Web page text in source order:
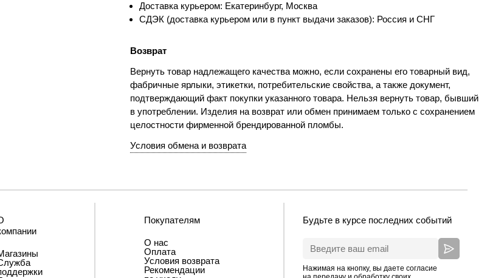
Доставка курьером: Екатеринбург, Москва
СДЭК (доставка курьером или в пункт выдачи заказов): Россия и СНГ
Возврат
Вернуть товар надлежащего качества можно, если сохранены его товарный вид,
фабричные ярлыки, этикетки, потребительские свойства, а также документ,
подтверждающий факт покупки указанного товара. Нельзя вернуть товар, бывший
в употреблении. Изделия на возврат или обмен принимаем только с сохранением
целостности фирменной брендированной пломбы.
Условия обмена и возврата
Покупателям
О нас
Оплата
Условия возврата
Рекомендации
Будьте в курсе последних событий
Нажимая на кнопку, вы даете согласие